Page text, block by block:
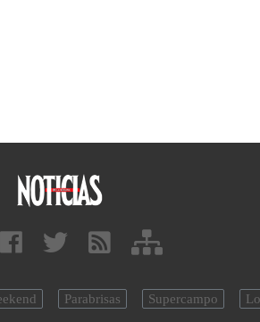
Parabrisas Supercampo